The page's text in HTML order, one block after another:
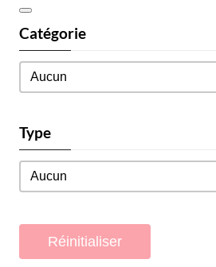
Catégorie
Catégorie
Catégorie
Type
Type
Type
Réinitialiser